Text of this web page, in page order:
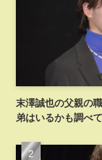
末澤誠也の父親の
弟はいるかも調べ